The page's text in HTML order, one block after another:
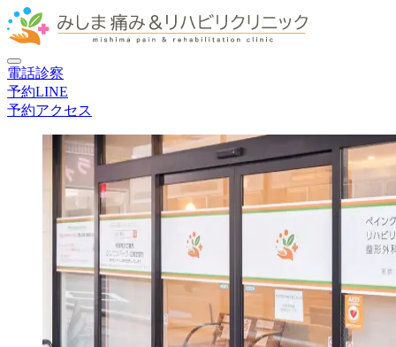
電話診察
予約LINE
予約アクセス